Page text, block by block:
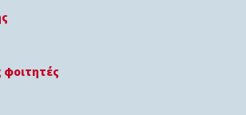
φοιτητές